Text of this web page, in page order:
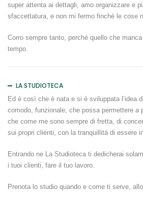
super attenta ai dettagli, amo organizzare e
sfaccettatura, e non mi fermo finché le cose
Corro sempre tanto, perché quello che
tempo.
LA STUDIOTECA
Ed è così che è nata e si è sviluppata l’idea
comodo, funzionale, che possa permettere a
che come me sono sempre di fretta, di
sui propri clienti, con la tranquillità di essere
Entrando ne La Studioteca ti dedicherai
i tuoi clienti, fare il tuo lavoro.
Prenota lo studio quando e come ti serve,